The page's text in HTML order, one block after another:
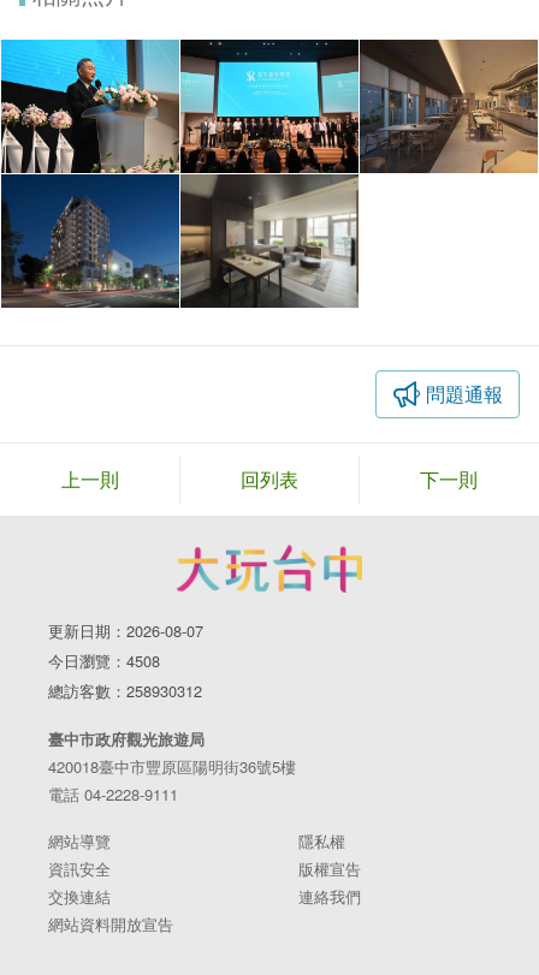
問題通報
上一則 回列表 下一則
更新日期：2026-08-07
今日瀏覽：4508
總訪客數：258930312
臺中市政府觀光旅遊局
420018臺中市豐原區陽明街36號5樓
電話 04-2228-9111
網站導覽
隱私權
資訊安全
版權宣告
交換連結
連絡我們
網站資料開放宣告